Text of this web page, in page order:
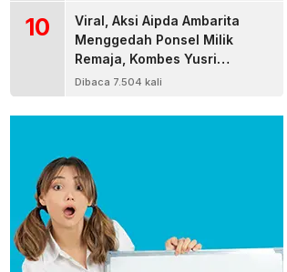
10
Viral, Aksi Aipda Ambarita
Menggedah Ponsel Milik
Remaja, Kombes Yusri
Bereaksi
Dibaca 7.504 kali